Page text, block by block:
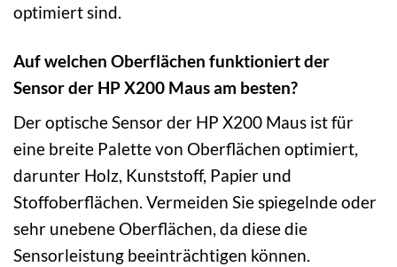
optimiert sind.
Auf welchen Oberflächen funktioniert der
Sensor der HP X200 Maus am besten?
Der optische Sensor der HP X200 Maus ist für
eine breite Palette von Oberflächen optimiert,
darunter Holz, Kunststoff, Papier und
Stoffoberflächen. Vermeiden Sie spiegelnde oder
sehr unebene Oberflächen, da diese die
Sensorleistung beeinträchtigen können.